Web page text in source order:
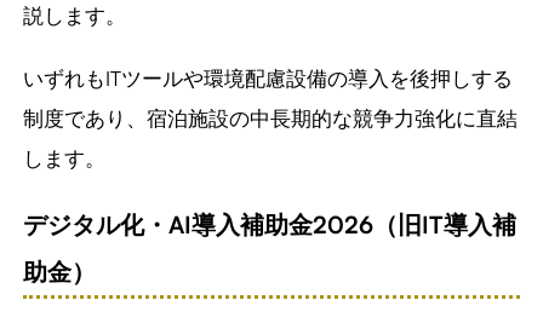
説します。
いずれもITツールや環境配慮設備の導入を後押しする
制度であり、宿泊施設の中長期的な競争力強化に直結
します。
デジタル化・AI導入補助金2026 （旧IT導入補
助金）